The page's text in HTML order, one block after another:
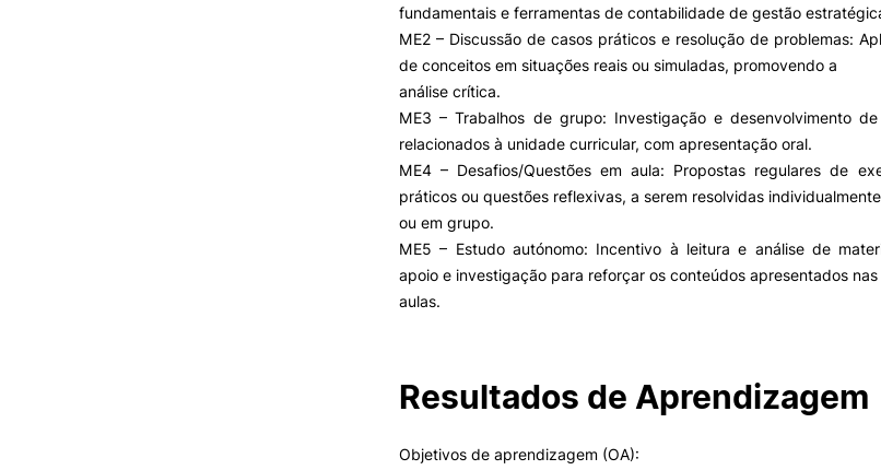
Razões para escolher o IPC
Oliveira do Hospital
Associações de Estudantes
Vida Académica
Tunas Académicas
II&D E EMPRESAS
Empresas
INOPOL Academia de
Empreendedorismo
i2A - Instituto de Investigação
Aplicada
Coimbra iTEC
AÇÃO
Saúde
Podcast “Quintas Académicas
Oferta Formativa Geral
fundamentais e ferramentas de contabilidade de gestão
ME2 – Discussão de casos práticos e resolução de problemas:
de conceitos em situações reais ou simuladas, promovendo a
análise crítica.
ME3 – Trabalhos de grupo: Investigação e desenvolvimento
relacionados à unidade curricular, com apresentação oral.
ME4 – Desafios/Questões em aula: Propostas regulares de
práticos ou questões reflexivas, a serem resolvidas individualmente
ou em grupo.
ME5 – Estudo autónomo: Incentivo à leitura e análise de
apoio e investigação para reforçar os conteúdos apresentados nas
aulas.
Resultados de Aprendizagem
Objetivos de aprendizagem (OA):